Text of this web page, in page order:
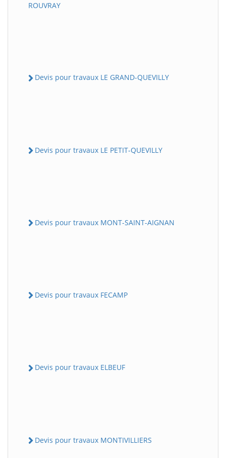
ROUVRAY
Devis pour travaux LE GRAND-QUEVILLY
Devis pour travaux LE PETIT-QUEVILLY
Devis pour travaux MONT-SAINT-AIGNAN
Devis pour travaux FECAMP
Devis pour travaux ELBEUF
Devis pour travaux MONTIVILLIERS